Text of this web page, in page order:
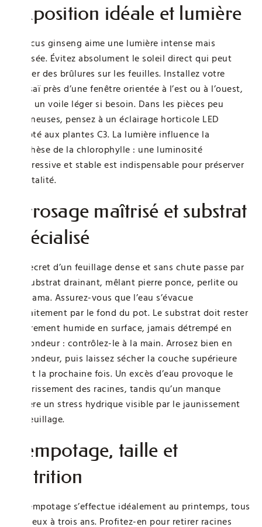
Exposition idéale et lumière
Le ficus ginseng aime une lumière intense mais
tamisée. Évitez absolument le soleil direct qui peut
causer des brûlures sur les feuilles. Installez votre
bonsaï près d’une fenêtre orientée à l’est ou à l’ouest,
avec un voile léger si besoin. Dans les pièces peu
lumineuses, pensez à un éclairage horticole LED
adapté aux plantes C3. La lumière influence la
synthèse de la chlorophylle : une luminosité
progressive et stable est indispensable pour préserver
sa vitalité.
Arrosage maîtrisé et substrat
spécialisé
Le secret d’un feuillage dense et sans chute passe par
un substrat drainant, mêlant pierre ponce, perlite ou
akadama. Assurez-vous que l’eau s’évacue
parfaitement par le fond du pot. Le substrat doit rester
légèrement humide en surface, jamais détrempé en
profondeur : contrôlez-le à la main. Arrosez bien en
profondeur, puis laissez sécher la couche supérieure
avant la prochaine fois. Un excès d’eau provoque le
pourrissement des racines, tandis qu’un manque
génère un stress hydrique visible par le jaunissement
du feuillage.
Rempotage, taille et
nutrition
Le rempotage s’effectue idéalement au printemps, tous
les deux à trois ans. Profitez-en pour retirer racines